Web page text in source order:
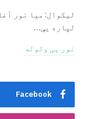
لپاره یې…
نور یی ولوله
Facebook